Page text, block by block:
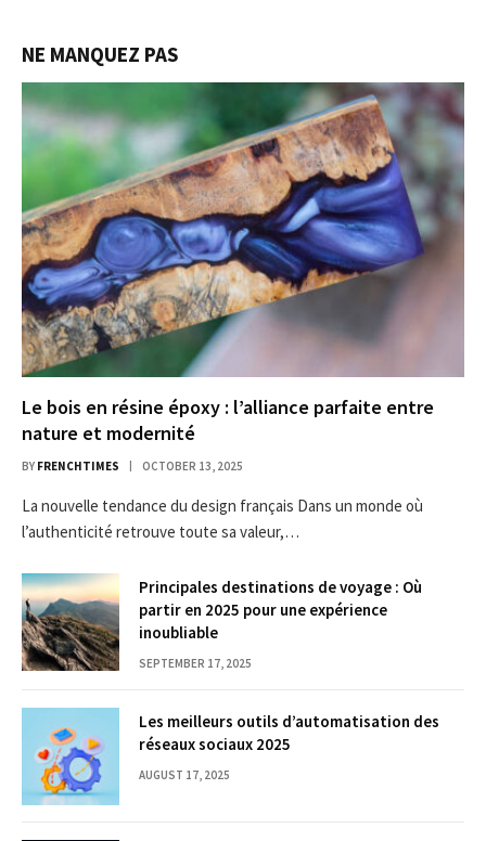
NE MANQUEZ PAS
Le bois en résine époxy : l’alliance parfaite entre
nature et modernité
BY FRENCHTIMES OCTOBER 13, 2025
La nouvelle tendance du design français Dans un monde où
l’authenticité retrouve toute sa valeur,…
Principales destinations de voyage : Où
partir en 2025 pour une expérience
inoubliable
SEPTEMBER 17, 2025
Les meilleurs outils d’automatisation des
réseaux sociaux 2025
AUGUST 17, 2025